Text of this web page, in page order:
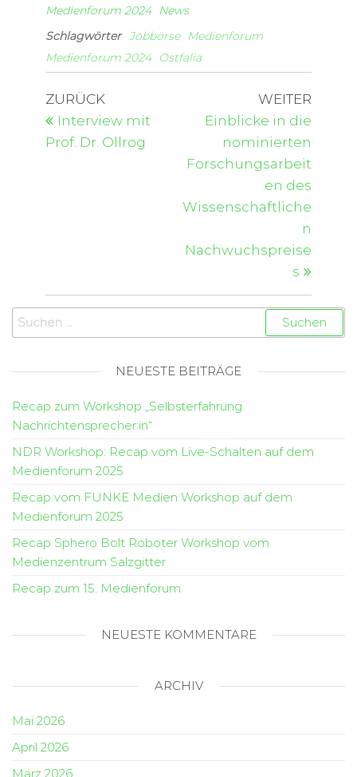
Medienforum 2024 News
Schlagwörter Jobbörse Medienforum
Medienforum 2024
Ostfalia
ZURÜCK
Interview mit
Prof. Dr. Ollrog
WEITER
Einblicke in die
nominierten
Forschungsarbeit
en des
Wissenschaftliche
n
Nachwuchspreise
s
NEUESTE BEITRÄGE
Recap zum Workshop „Selbsterfahrung
Nachrichtensprecher:in“
NDR Workshop: Recap vom Live-Schalten auf dem
Medienforum 2025
Recap vom FUNKE Medien Workshop auf dem
Medienforum 2025
Recap Sphero Bolt Roboter Workshop vom
Medienzentrum Salzgitter
Recap zum 15. Medienforum
NEUESTE KOMMENTARE
ARCHIV
Mai 2026
April 2026
März 2026